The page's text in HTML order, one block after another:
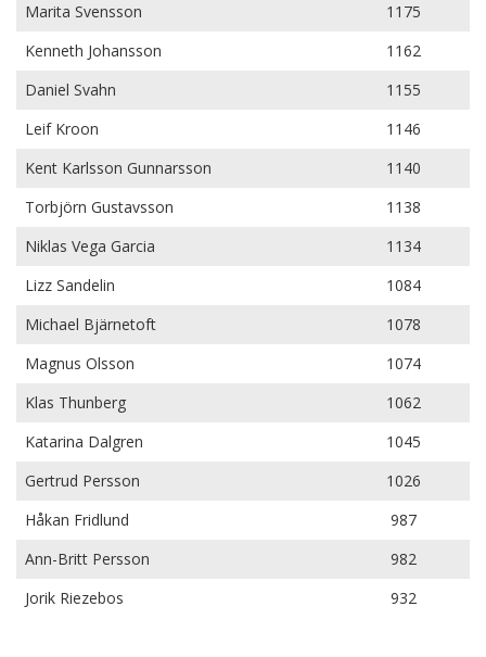
Marita Svensson
1175
Kenneth Johansson
1162
Daniel Svahn
1155
Leif Kroon
1146
Kent Karlsson Gunnarsson
1140
Torbjörn Gustavsson
1138
Niklas Vega Garcia
1134
Lizz Sandelin
1084
Michael Bjärnetoft
1078
Magnus Olsson
1074
Klas Thunberg
1062
Katarina Dalgren
1045
Gertrud Persson
1026
Håkan Fridlund
987
Ann-Britt Persson
982
Jorik Riezebos
932